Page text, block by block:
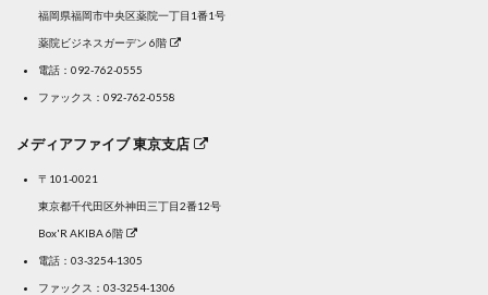
福岡県福岡市中央区薬院一丁目1番1号
薬院ビジネスガーデン 6階
電話： 092-762-0555
ファックス：092-762-0558
メディアファイブ 東京支店
〒101-0021
東京都千代田区外神田三丁目2番12号
Box'R AKIBA 6階
電話： 03-3254-1305
ファックス：03-3254-1306